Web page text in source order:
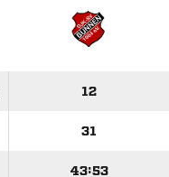
12
31
43:53